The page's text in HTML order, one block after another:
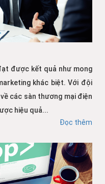
được kết quả như mong
khác biệt. Với đội
các sàn thương mại điện
hiệu quả...
Đọc thêm